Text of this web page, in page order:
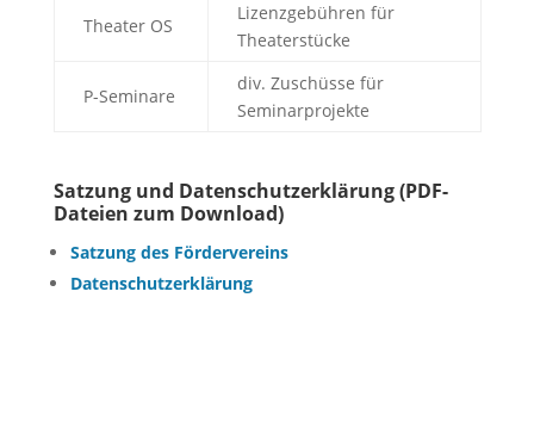
Theater OS
Lizenzgebühren für
Theaterstücke
P-Seminare
div. Zuschüsse für
Seminarprojekte
Satzung und Datenschutzerklärung (PDF-
Dateien zum Download)
Satzung des Fördervereins
Datenschutzerklärung